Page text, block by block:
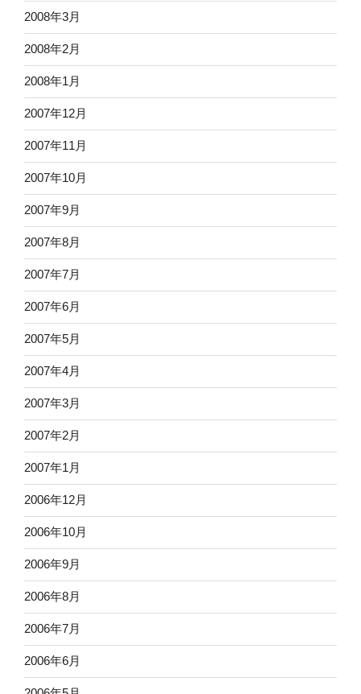
2008年3月
2008年2月
2008年1月
2007年12月
2007年11月
2007年10月
2007年9月
2007年8月
2007年7月
2007年6月
2007年5月
2007年4月
2007年3月
2007年2月
2007年1月
2006年12月
2006年10月
2006年9月
2006年8月
2006年7月
2006年6月